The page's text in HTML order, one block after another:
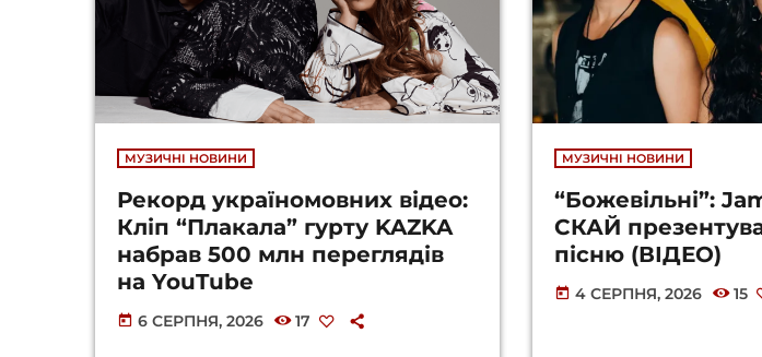
МУЗИЧНІ НОВИНИ
Рекорд україномовних відео:
Кліп “Плакала” гурту KAZKA
набрав 500 млн переглядів
на YouTube
today 6 СЕРПНЯ, 2026 17
МУЗИЧНІ НОВИНИ
“Божевільні”:
СКАЙ
пісню (ВІДЕО)
today 4 СЕРПНЯ, 2026 15